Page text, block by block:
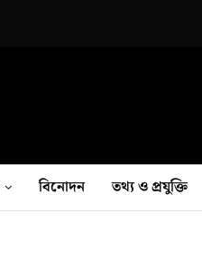
বিনোদন তথ‍্য ও প্রযুক্তি